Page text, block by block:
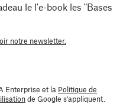
le l'e-book les "Bases
notre newsletter.
Enterprise et la Politique de
de Google s'appliquent.